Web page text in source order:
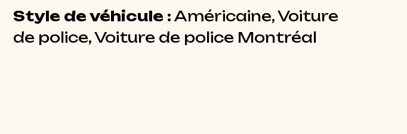
Style de véhicule : Américaine, Voiture
de police, Voiture de police Montréal